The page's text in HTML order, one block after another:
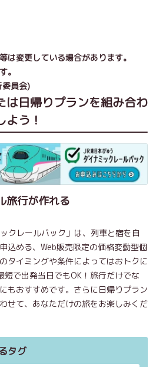
変更している場合があります。
。
委員会)
は日帰りプランを組み合わ
う！
旅行が作れる
クレールパック」は、列車と宿を自
込める、Web販売限定の価格変動型個
タイミングや条件によってはおトクに
で出発当日でもOK！旅行だけでな
もおすすめです。さらに日帰りプラン
せて、あなただけの旅をお楽しみくだ
タグ